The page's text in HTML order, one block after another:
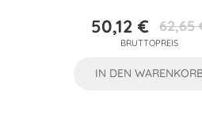
Preis
50,12 € 62,65
BRUTTOPREIS
IN DEN